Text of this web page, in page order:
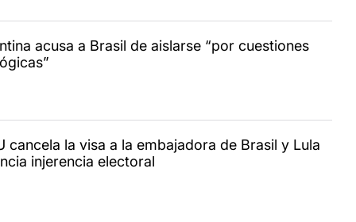
acusa a Brasil de aislarse “por cuestiones
cancela la visa a la embajadora de Brasil y Lula
injerencia electoral